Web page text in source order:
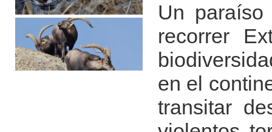
Un
recorrer
en el
transitar